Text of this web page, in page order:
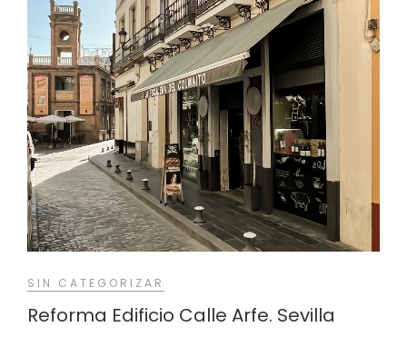
SIN CATEGORIZAR
Reforma Edificio Calle Arfe. Sevilla